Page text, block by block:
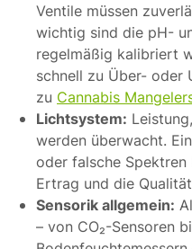
Ventile müssen
wichtig sind die pH-
regelmäßig kalibriert
schnell zu Über- oder
zu Cannabis
Lichtsystem:
werden überwacht.
oder falsche
Ertrag und die
Sensorik allgemein:
– von CO₂-Sensoren